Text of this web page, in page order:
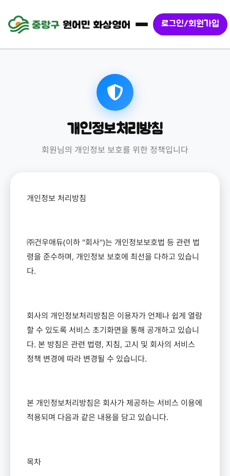
로그인/회원가입
개인정보처리방침
회원님의 개인정보 보호를 위한 정책입니다
개인정보 처리방침
㈜건우애듀(이하 "회사")는 개인정보보호법 등 관련 법
령을 준수하며, 개인정보 보호에 최선을 다하고 있습니
다.
회사의 개인정보처리방침은 이용자가 언제나 쉽게 열람
할 수 있도록 서비스 초기화면을 통해 공개하고 있습니
다. 본 방침은 관련 법령, 지침, 고시 및 회사의 서비스
정책 변경에 따라 변경될 수 있습니다.
본 개인정보처리방침은 회사가 제공하는 서비스 이용에
적용되며 다음과 같은 내용을 담고 있습니다.
목차